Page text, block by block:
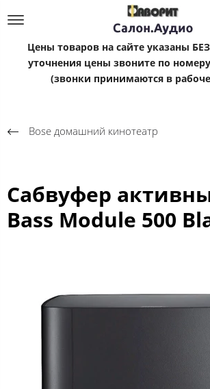
Цены товаров на сайте указаны
уточнения цены звоните по номеру
(звонки принимаются в
Bose домашний кинотеатр
Сабвуфер
Bass Module 500